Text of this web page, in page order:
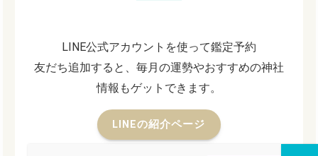
LINE公式アカウントを使って鑑定予約
友だち追加すると、毎月の運勢やおすすめの神社
情報もゲットできます。
LINEの紹介ページ